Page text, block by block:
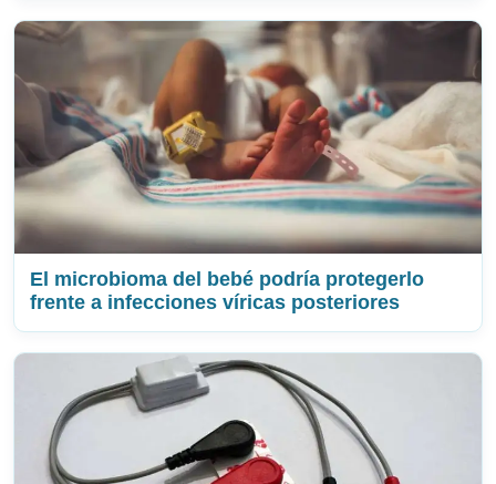
El microbioma del bebé podría protegerlo
frente a infecciones víricas posteriores